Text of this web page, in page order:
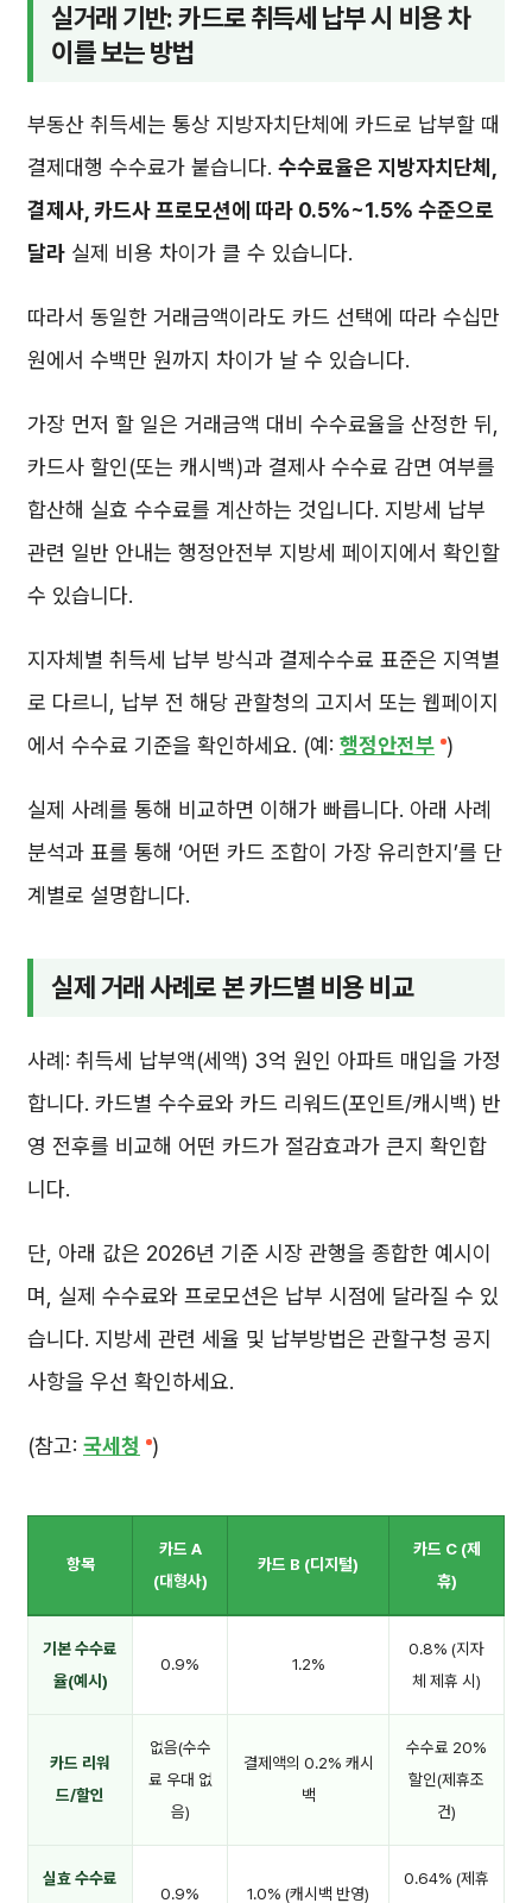
실거래 기반: 카드로 취득세 납부 시 비용 차
이를 보는 방법
부동산 취득세는 통상 지방자치단체에 카드로 납부할 때
결제대행 수수료가 붙습니다. 수수료율은 지방자치단체,
결제사, 카드사 프로모션에 따라 0.5%~1.5% 수준으로
달라 실제 비용 차이가 클 수 있습니다.
따라서 동일한 거래금액이라도 카드 선택에 따라 수십만
원에서 수백만 원까지 차이가 날 수 있습니다.
가장 먼저 할 일은 거래금액 대비 수수료율을 산정한 뒤,
카드사 할인(또는 캐시백)과 결제사 수수료 감면 여부를
합산해 실효 수수료를 계산하는 것입니다. 지방세 납부
관련 일반 안내는 행정안전부 지방세 페이지에서 확인할
수 있습니다.
지자체별 취득세 납부 방식과 결제수수료 표준은 지역별
로 다르니, 납부 전 해당 관할청의 고지서 또는 웹페이지
에서 수수료 기준을 확인하세요. (예: 행정안전부 )
실제 사례를 통해 비교하면 이해가 빠릅니다. 아래 사례
분석과 표를 통해 ‘어떤 카드 조합이 가장 유리한지’를 단
계별로 설명합니다.
실제 거래 사례로 본 카드별 비용 비교
사례: 취득세 납부액(세액) 3억 원인 아파트 매입을 가정
합니다. 카드별 수수료와 카드 리워드(포인트/캐시백) 반
영 전후를 비교해 어떤 카드가 절감효과가 큰지 확인합
니다.
단, 아래 값은 2026년 기준 시장 관행을 종합한 예시이
며, 실제 수수료와 프로모션은 납부 시점에 달라질 수 있
습니다. 지방세 관련 세율 및 납부방법은 관할구청 공지
사항을 우선 확인하세요.
(참고: 국세청 )
항목
카드 A
(대형사)
카드 B (디지털)
카드 C (제
휴)
기본 수수료
율(예시)
0.9% 1.2%
0.8% (지자
체 제휴 시)
카드 리워
드/할인
없음(수수
료 우대 없
음)
결제액의 0.2% 캐시
백
수수료 20%
할인(제휴조
건)
실효 수수료
0.9% 1.0% (캐시백 반영)
0.64% (제휴